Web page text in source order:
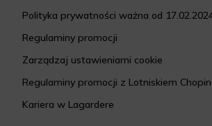
Polityka prywatności ważna od
Regulaminy promocji
Zarządzaj ustawieniami cookie
Regulaminy promocji z Lotniskiem
Kariera w Lagardere